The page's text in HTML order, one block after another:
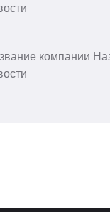
компании